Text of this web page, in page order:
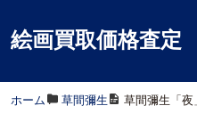
絵画買取価格査定
ホーム / 草間彌生 / 草間彌生「夜